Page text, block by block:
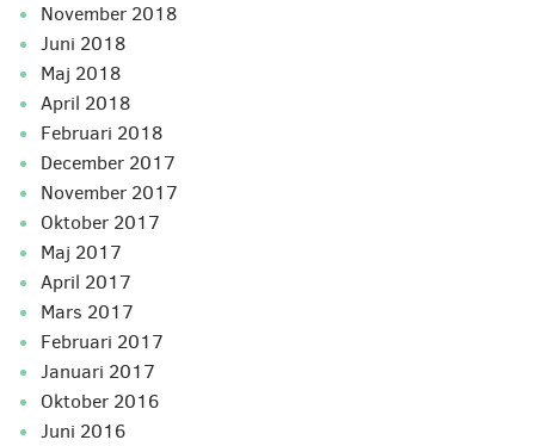
november 2018
juni 2018
maj 2018
april 2018
februari 2018
december 2017
november 2017
oktober 2017
maj 2017
april 2017
mars 2017
februari 2017
januari 2017
oktober 2016
juni 2016